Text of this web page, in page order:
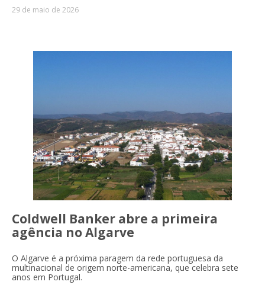
29 de maio de 2026
Coldwell Banker abre a primeira
agência no Algarve
O Algarve é a próxima paragem da rede portuguesa da
multinacional de origem norte-americana, que celebra sete
anos em Portugal.